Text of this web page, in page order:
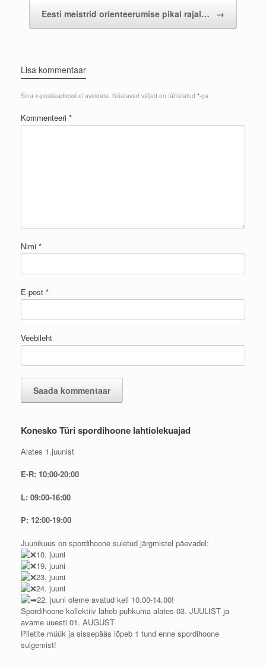
Eesti meistrid orienteerumise pikal rajal… →
Lisa kommentaar
Sinu e-postiaadressi ei avaldata. Nõutavad väljad on tähistatud *-ga
Kommenteeri *
Nimi *
E-post *
Veebileht
Konesko Türi spordihoone lahtiolekuajad
Alates 1.juunist
E-R: 10:00-20:00
L: 09:00-16:00
P: 12:00-19:00
Juunikuus on spordihoone suletud järgmistel päevadel:
10. juuni
19. juuni
23. juuni
24. juuni
22. juuni oleme avatud kell 10.00-14.00!
Spordihoone kollektiiv läheb puhkuma alates 03. JUULIST ja
avame uuesti 01. AUGUST
Piletite müük ja sissepääs lõpeb 1 tund enne spordihoone
sulgemist!